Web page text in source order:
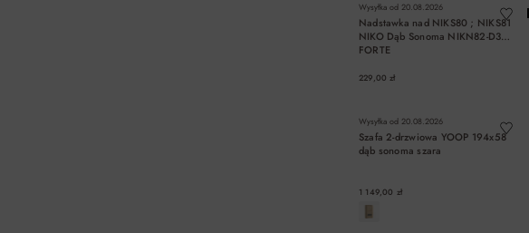
Wysyłka od 20.08.2026
Nadstawka nad NIKS80 ; NIKS81
NIKO Dąb Sonoma NIKN82-D30F
FORTE
229,00 zł
Wysyłka od 20.08.2026
Szafa 2-drzwiowa YOOP 194x58
dąb sonoma szara
1 149,00 zł